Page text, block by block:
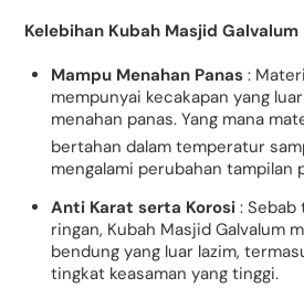
Kelebihan Kubah Masjid Galvalum
Mampu Menahan Panas :
mempunyai kecakapan yang
menahan panas. Yang mana
bertahan dalam temperatur
mengalami perubahan tampilan
Anti Karat serta Korosi :
ringan, Kubah Masjid Galvalum
bendung yang luar lazim,
tingkat keasaman yang tinggi.